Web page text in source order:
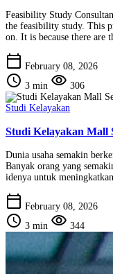
Feasibility Study
the feasibility study. This
on. It is because there are
calendar_today February 08, 2026
schedule 3 min visibility 306
Studi Kelayakan
Studi Kelayakan Mall
Dunia usaha semakin
Banyak orang yang
idenya untuk
calendar_today February 08, 2026
schedule 3 min visibility 344